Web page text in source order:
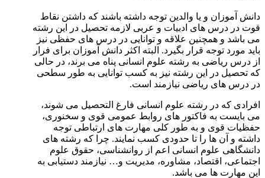
دانش آموزان و یا والدین توجه داشته باشند که داشتن نقاط
قوت در درس های ادبیات و عربی لازمه تحصیل در این رشته
می باشد و همچنین علاقه و توانایی در درس های حفظی نیز
باید مورد توجه قرار بگیرد. البته اکثر دانش آموزان برای فرار
از درس ریاضی به رشته علوم انسانی پناه می برند، در حالی
که تحصیل در این رشته نیز به کسب توانایی به طور سطحی
در درس های ریاضی نیازمند است.
افرادی که در رشته علوم انسانی فارغ التحصیل می شوند،
می بایست به فاکتور های روابط عمومی قوی و سخنوری،
حفظیات قوی و به طور کلی مهارت های ارتباطی توجه
داشته و آن ها را تا حدودی کسب نمایند. چرا که رشته های
دانشگاهی علوم انسانی اعم از روانشناسی، حقوق علوم
اجتماعی، اقتصاد، مشاوره، مدیریت و… نیازمند دستیابی به
این مهارت ها می باشد.